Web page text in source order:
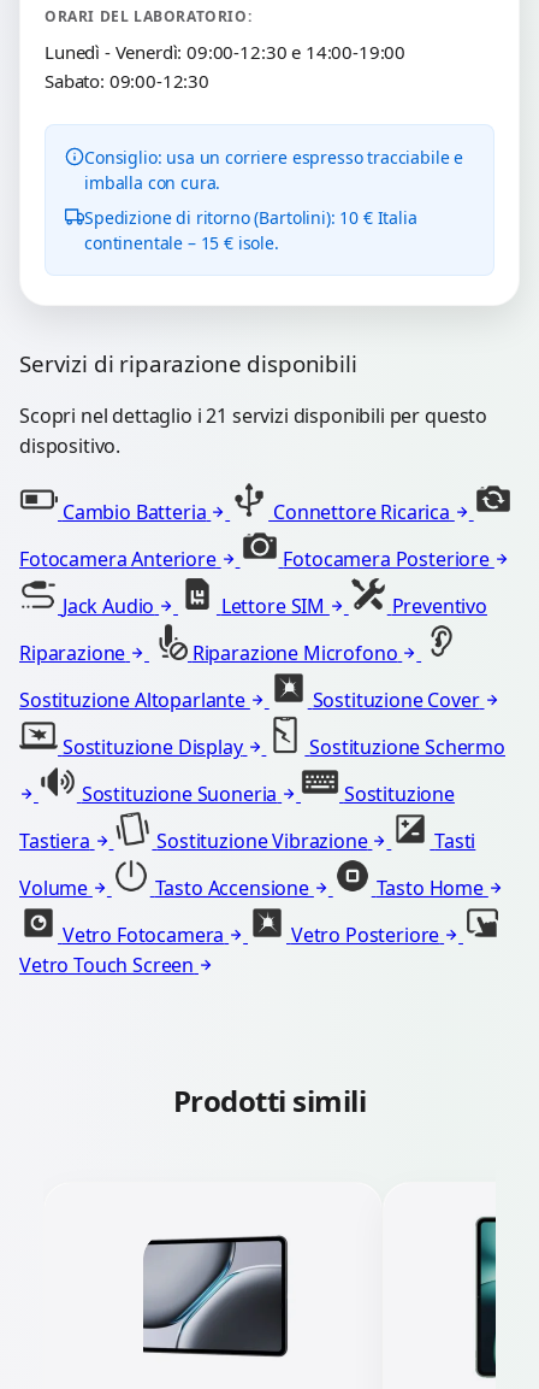
ORARI DEL LABORATORIO:
Lunedì - Venerdì: 09:00-12:30 e 14:00-19:00
Sabato: 09:00-12:30
Consiglio: usa un corriere espresso tracciabile e
imballa con cura.
Spedizione di ritorno (Bartolini): 10 € Italia
continentale – 15 € isole.
Servizi di riparazione disponibili
Scopri nel dettaglio i 21 servizi disponibili per questo
dispositivo.
Cambio Batteria
Connettore Ricarica
Fotocamera Anteriore
Fotocamera Posteriore
Jack Audio
Lettore SIM
Preventivo
Riparazione
Riparazione Microfono
Sostituzione Altoparlante
Sostituzione Cover
Sostituzione Display
Sostituzione Schermo
Sostituzione Suoneria
Sostituzione
Tastiera
Sostituzione Vibrazione
Tasti
Volume
Tasto Accensione
Tasto Home
Vetro Fotocamera
Vetro Posteriore
Vetro Touch Screen
Prodotti simili